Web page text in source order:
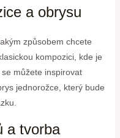
a obrysu
způsobem chcete
kompozici, kde je
můžete inspirovat
jednorožce, který bude
a tvorba